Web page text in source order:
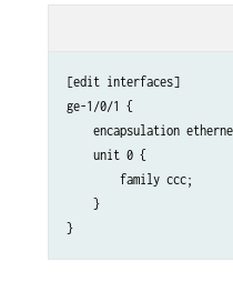
[edit interfaces]
ge-1/0/1 {
encapsulation
    unit 0 {
        family ccc;
    }